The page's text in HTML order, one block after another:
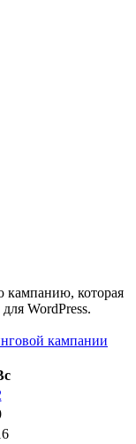
кампанию, которая
WordPress.